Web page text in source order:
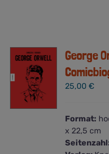
George
25,00€
Format:
x 22,5 cm